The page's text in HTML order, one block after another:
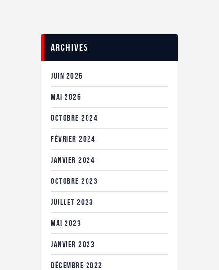
Archives
JUIN 2026
MAI 2026
OCTOBRE 2024
FÉVRIER 2024
JANVIER 2024
OCTOBRE 2023
JUILLET 2023
MAI 2023
JANVIER 2023
DÉCEMBRE 2022